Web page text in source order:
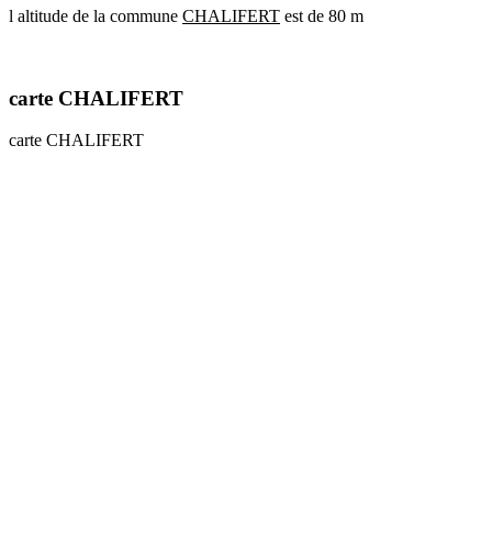
radar
l altitude de la commune CHALIFERT est de 80 m
carte CHALIFERT
carte CHALIFERT